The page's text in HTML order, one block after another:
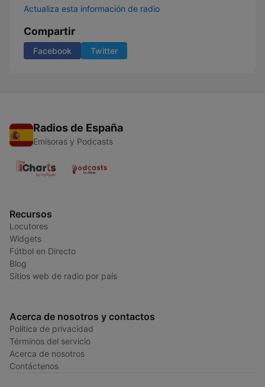
Actualiza esta información de radio
Compartir
Facebook Twitter
Radios de España
Emisoras y Podcasts
Recursos
Locutores
Widgets
Fútbol en Directo
Blog
Sitios web de radio por país
Acerca de nosotros y contactos
Política de privacidad
Términos del servicio
Acerca de nosotros
Contáctenos